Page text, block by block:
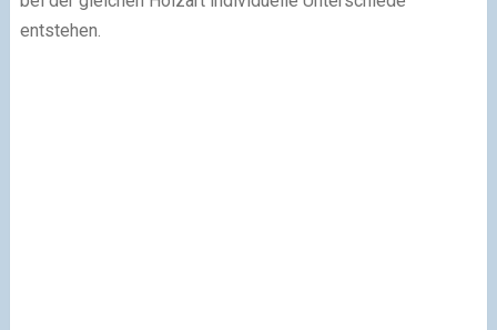
entstehen.